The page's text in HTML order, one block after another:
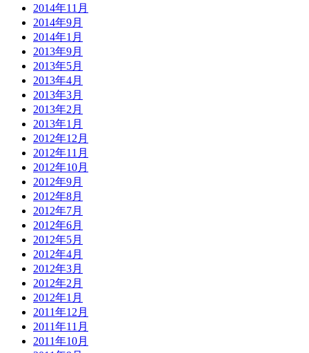
2014年11月
2014年9月
2014年1月
2013年9月
2013年5月
2013年4月
2013年3月
2013年2月
2013年1月
2012年12月
2012年11月
2012年10月
2012年9月
2012年8月
2012年7月
2012年6月
2012年5月
2012年4月
2012年3月
2012年2月
2012年1月
2011年12月
2011年11月
2011年10月